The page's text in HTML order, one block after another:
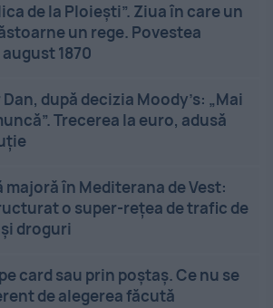
de la Ploiești”. Ziua în care un
un rege. Povestea
1870
după decizia Moody’s: „Mai
Trecerea la euro, adusă
majoră în Mediterana de Vest:
o super-rețea de trafic de
droguri
card sau prin poștaș. Ce nu se
de alegerea făcută